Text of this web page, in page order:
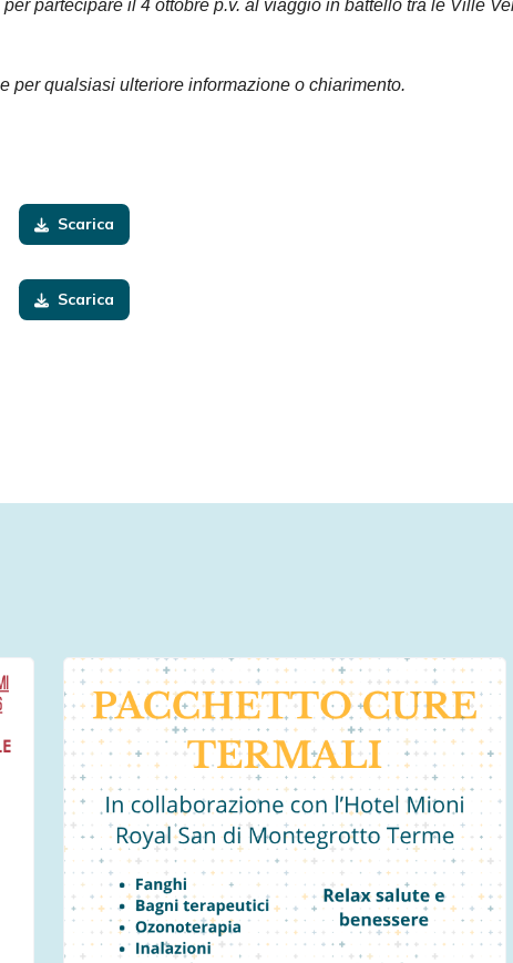
partecipare il 4 ottobre p.v. al viaggio in battello tra le Ville
per qualsiasi ulteriore informazione o chiarimento.
Scarica
Scarica